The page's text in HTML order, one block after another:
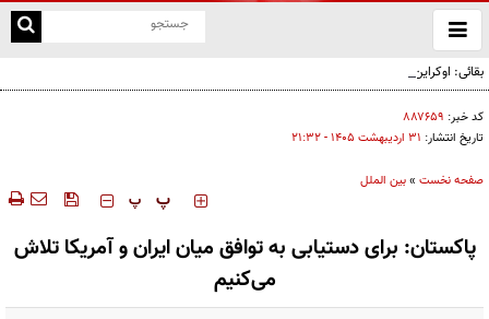
باز
و
بقائی: اوکراین جبران نکند، جبران می‌کنیم
کد خبر: ۸۸۷۶۵۹
تاریخ انتشار: ۳۱ ارديبهشت ۱۴۰۵ - ۲۱:۳۲
صفحه نخست »بین الملل
‍‍‍ پ پ
پاکستان: برای دستیابی به توافق میان ایران و آمریکا تلاش
می‌کنیم